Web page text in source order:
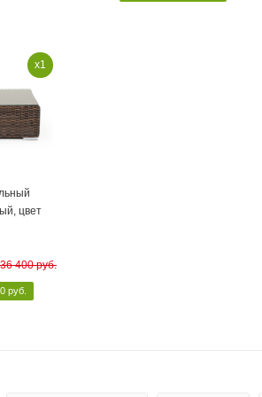
x1
цвет
36 400руб.
руб.